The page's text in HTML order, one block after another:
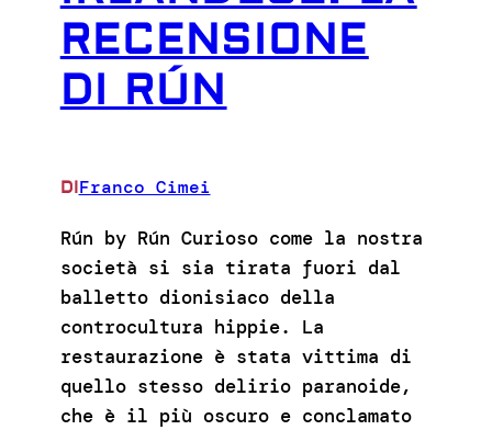
RECENSIONE
DI RÚN
DIFranco Cimei
Rún by Rún Curioso come la nostra
società si sia tirata fuori dal
balletto dionisiaco della
controcultura hippie. La
restaurazione è stata vittima di
quello stesso delirio paranoide,
che è il più oscuro e conclamato